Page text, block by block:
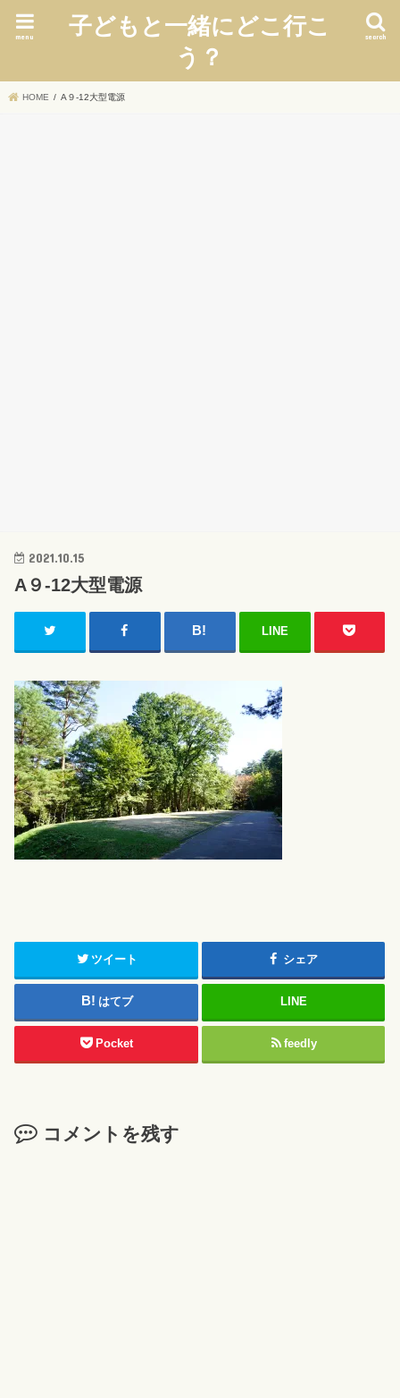
子どもと一緒にどこ行こ
う？
search
menu
HOME A９‐12大型電源
2021.10.15
A９‐12大型電源
LINE
ツイート シェア
はてブ LINE
Pocket feedly
コメントを残す